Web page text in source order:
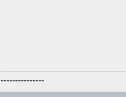
---------------